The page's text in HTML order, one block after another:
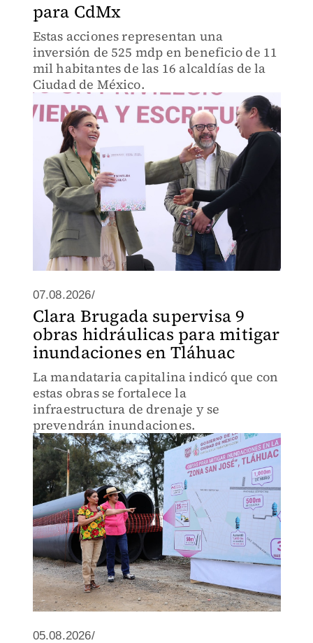
para CdMx
Estas acciones representan una
inversión de 525 mdp en beneficio de 11
mil habitantes de las 16 alcaldías de la
Ciudad de México.
07.08.2026/
Clara Brugada supervisa 9
obras hidráulicas para mitigar
inundaciones en Tláhuac
La mandataria capitalina indicó que con
estas obras se fortalece la
infraestructura de drenaje y se
prevendrán inundaciones.
05.08.2026/